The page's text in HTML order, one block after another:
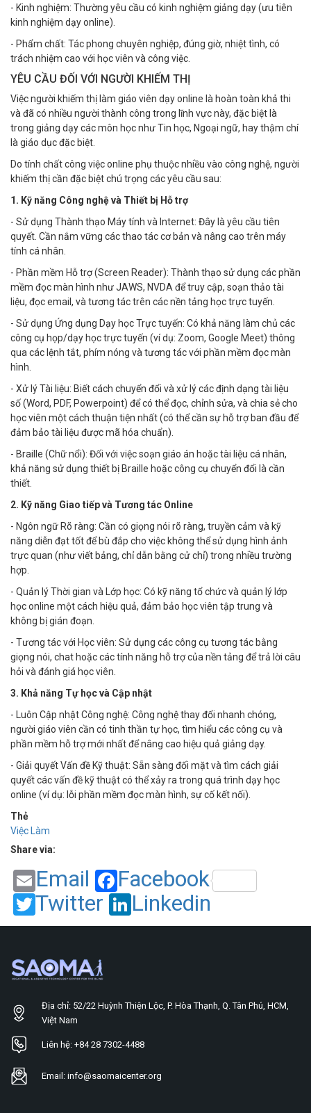
- Kinh nghiệm: Thường yêu cầu có kinh nghiệm giảng dạy (ưu tiên
kinh nghiệm dạy online).
- Phẩm chất: Tác phong chuyên nghiệp, đúng giờ, nhiệt tình, có
trách nhiệm cao với học viên và công việc.
YÊU CẦU ĐỐI VỚI NGƯỜI KHIẾM THỊ
Việc người khiếm thị làm giáo viên dạy online là hoàn toàn khả thi
và đã có nhiều người thành công trong lĩnh vực này, đặc biệt là
trong giảng dạy các môn học như Tin học, Ngoại ngữ, hay thậm chí
là giáo dục đặc biệt.
Do tính chất công việc online phụ thuộc nhiều vào công nghệ, người
khiếm thị cần đặc biệt chú trọng các yêu cầu sau:
1. Kỹ năng Công nghệ và Thiết bị Hỗ trợ
- Sử dụng Thành thạo Máy tính và Internet: Đây là yêu cầu tiên
quyết. Cần nắm vững các thao tác cơ bản và nâng cao trên máy
tính cá nhân.
- Phần mềm Hỗ trợ (Screen Reader): Thành thạo sử dụng các phần
mềm đọc màn hình như JAWS, NVDA để truy cập, soạn thảo tài
liệu, đọc email, và tương tác trên các nền tảng học trực tuyến.
- Sử dụng Ứng dụng Dạy học Trực tuyến: Có khả năng làm chủ các
công cụ họp/dạy học trực tuyến (ví dụ: Zoom, Google Meet) thông
qua các lệnh tắt, phím nóng và tương tác với phần mềm đọc màn
hình.
- Xử lý Tài liệu: Biết cách chuyển đổi và xử lý các định dạng tài liệu
số (Word, PDF, Powerpoint) để có thể đọc, chỉnh sửa, và chia sẻ cho
học viên một cách thuận tiện nhất (có thể cần sự hỗ trợ ban đầu để
đảm bảo tài liệu được mã hóa chuẩn).
- Braille (Chữ nổi): Đối với việc soạn giáo án hoặc tài liệu cá nhân,
khả năng sử dụng thiết bị Braille hoặc công cụ chuyển đổi là cần
thiết.
2. Kỹ năng Giao tiếp và Tương tác Online
- Ngôn ngữ Rõ ràng: Cần có giọng nói rõ ràng, truyền cảm và kỹ
năng diễn đạt tốt để bù đắp cho việc không thể sử dụng hình ảnh
trực quan (như viết bảng, chỉ dẫn bằng cử chỉ) trong nhiều trường
hợp.
- Quản lý Thời gian và Lớp học: Có kỹ năng tổ chức và quản lý lớp
học online một cách hiệu quả, đảm bảo học viên tập trung và
không bị gián đoạn.
- Tương tác với Học viên: Sử dụng các công cụ tương tác bằng
giọng nói, chat hoặc các tính năng hỗ trợ của nền tảng để trả lời câu
hỏi và đánh giá học viên.
3. Khả năng Tự học và Cập nhật
- Luôn Cập nhật Công nghệ: Công nghệ thay đổi nhanh chóng,
người giáo viên cần có tinh thần tự học, tìm hiểu các công cụ và
phần mềm hỗ trợ mới nhất để nâng cao hiệu quả giảng dạy.
- Giải quyết Vấn đề Kỹ thuật: Sẵn sàng đối mặt và tìm cách giải
quyết các vấn đề kỹ thuật có thể xảy ra trong quá trình dạy học
online (ví dụ: lỗi phần mềm đọc màn hình, sự cố kết nối).
Thẻ
Việc Làm
Share via:
Email
Facebook
Twitter
Linkedin
Địa chỉ: 52/22 Huỳnh Thiện Lộc, P. Hòa Thạnh, Q. Tân Phú, HCM,
Việt Nam
Liên hệ: +84 28 7302-4488
Email: info@saomaicenter.org